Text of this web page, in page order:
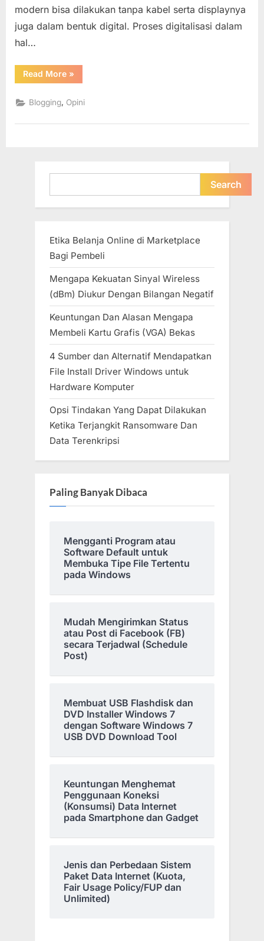
modern bisa dilakukan tanpa kabel serta displaynya
juga dalam bentuk digital. Proses digitalisasi dalam
hal…
Read More“Blogging
Sebagai
Satu
Wujud
Pemikiran”
»
Blogging, Opini
Search
Etika Belanja Online di Marketplace
Bagi Pembeli
Mengapa Kekuatan Sinyal Wireless
(dBm) Diukur Dengan Bilangan Negatif
Keuntungan Dan Alasan Mengapa
Membeli Kartu Grafis (VGA) Bekas
4 Sumber dan Alternatif Mendapatkan
File Install Driver Windows untuk
Hardware Komputer
Opsi Tindakan Yang Dapat Dilakukan
Ketika Terjangkit Ransomware Dan
Data Terenkripsi
Paling Banyak Dibaca
Mengganti Program atau
Software Default untuk
Membuka Tipe File Tertentu
pada Windows
Mudah Mengirimkan Status
atau Post di Facebook (FB)
secara Terjadwal (Schedule
Post)
Membuat USB Flashdisk dan
DVD Installer Windows 7
dengan Software Windows 7
USB DVD Download Tool
Keuntungan Menghemat
Penggunaan Koneksi
(Konsumsi) Data Internet
pada Smartphone dan Gadget
Jenis dan Perbedaan Sistem
Paket Data Internet (Kuota,
Fair Usage Policy/FUP dan
Unlimited)